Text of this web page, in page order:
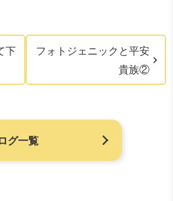
下
フォトジェニックと平安
貴族②
グ一覧